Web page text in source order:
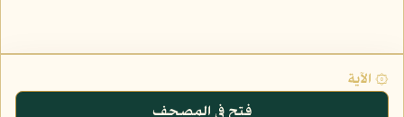
۞ الآية
فتح في المصحف